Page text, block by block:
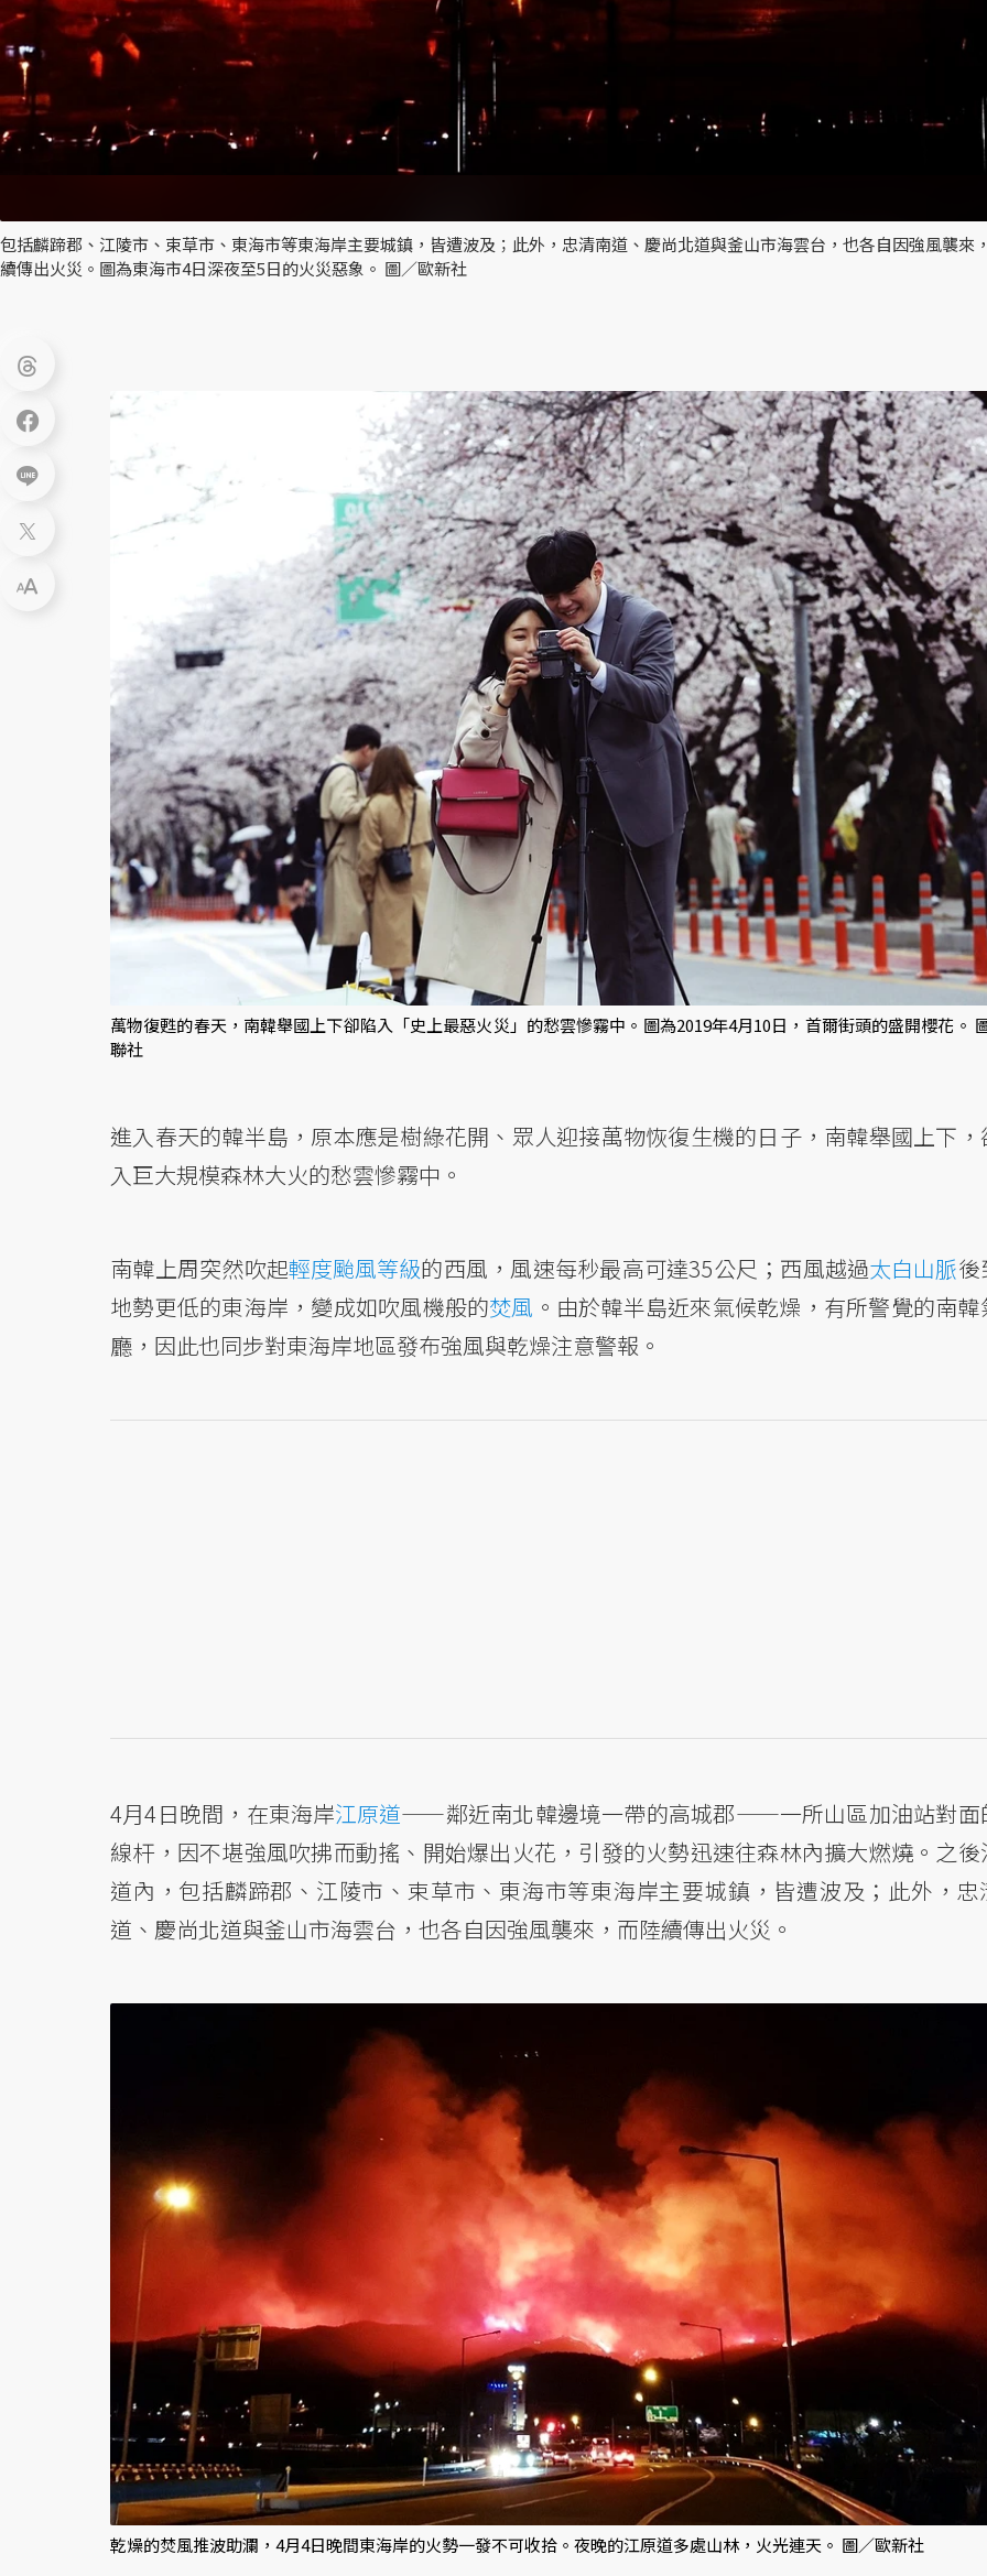
包括麟蹄郡、江陵市、束草市、東海市等東海岸主要城鎮，皆遭波及；此外，忠清南道、慶尚北道與釜山市海雲台，也各自因強風襲來
續傳出火災。圖為東海市4日深夜至5日的火災惡象。 圖／歐新社
萬物復甦的春天，南韓舉國上下卻陷入「史上最惡火災」的愁雲慘霧中。圖為2019年4月10日，首爾街頭的盛開櫻花。
聯社
進入春天的韓半島，原本應是樹綠花開、眾人迎接萬物恢復生機的日子，南韓舉國上下，
入巨大規模森林大火的愁雲慘霧中。
南韓上周突然吹起輕度颱風等級的西風，風速每秒最高可達35公尺；西風越過太白山脈後
地勢更低的東海岸，變成如吹風機般的焚風 。由於韓半島近來氣候乾燥，有所警覺的南韓
廳，因此也同步對東海岸地區發布強風與乾燥注意警報。
4月4日晚間，在東海岸江原道——鄰近南北韓邊境一帶的高城郡——一所山區加油站對面
線杆，因不堪強風吹拂而動搖、開始爆出火花，引發的火勢迅速往森林內擴大燃燒。之後
道內，包括麟蹄郡、江陵市、束草市、東海市等東海岸主要城鎮，皆遭波及；此外，忠
道、慶尚北道與釜山市海雲台，也各自因強風襲來，而陸續傳出火災。
乾燥的焚風推波助瀾，4月4日晚間東海岸的火勢一發不可收拾。夜晚的江原道多處山林，火光連天。 圖／歐新社